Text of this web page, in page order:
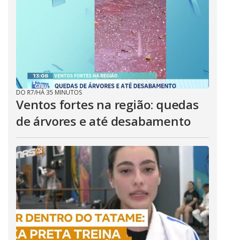
DO R7/HÁ 35 MINUTOS
Ventos fortes na região: quedas
de árvores e até desabamento